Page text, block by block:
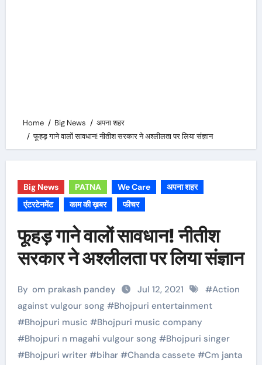
Home Big News
अपना शहर
फूहड़ गाने वालों सावधान! नीतीश सरकार ने अश्लीलता पर लिया संज्ञान
Big News PATNA We Care
अपना शहर
एंटरटेनमेंट
काम की ख़बर फीचर
फूहड़ गाने वालों सावधान! नीतीश
सरकार ने अश्लीलता पर लिया संज्ञान
By om prakash pandey Jul 12, 2021 #Action
against vulgour song #Bhojpuri entertainment
#Bhojpuri music #Bhojpuri music company
#Bhojpuri n magahi vulgour song #Bhojpuri singer
#Bhojpuri writer#bihar#Chanda cassete #Cm janta